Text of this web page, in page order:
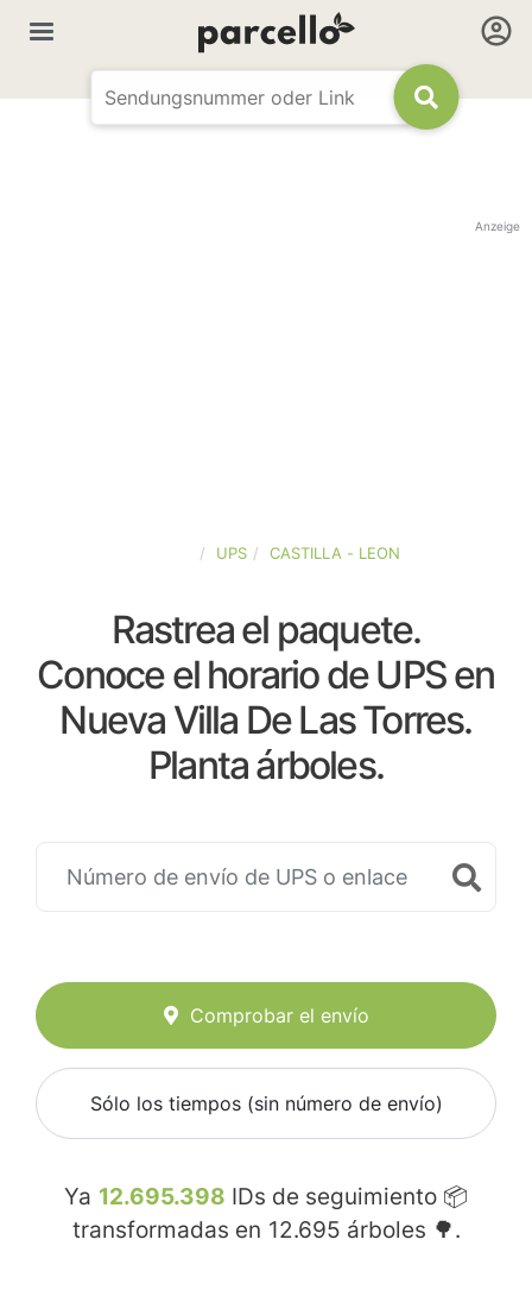
Anzeige
UPS CASTILLA - LEON
Rastrea el paquete.
Conoce el horario de UPS en
Nueva Villa De Las Torres.
Planta árboles.
Comprobar el envío
Sólo los tiempos (sin número de envío)
Ya 12.695.398 IDs de seguimiento 📦
transformadas en 12.695 árboles 🌳.